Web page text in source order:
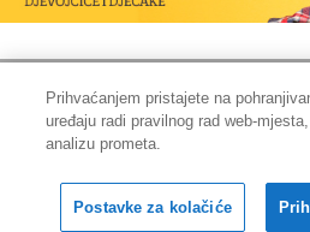
Impressum | Pravne informacije
Copyright © 2001-2026 PLIVAzdravlje
Sva prava pridržana.
Prihvaćanjem pristajete na
uređaju radi pravilnog rad web-
analizu prometa.
Postavke za kolačiće